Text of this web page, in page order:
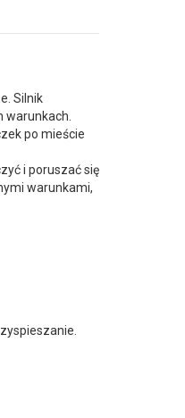
Silnik
po mieście
i poruszać się
warunkami,